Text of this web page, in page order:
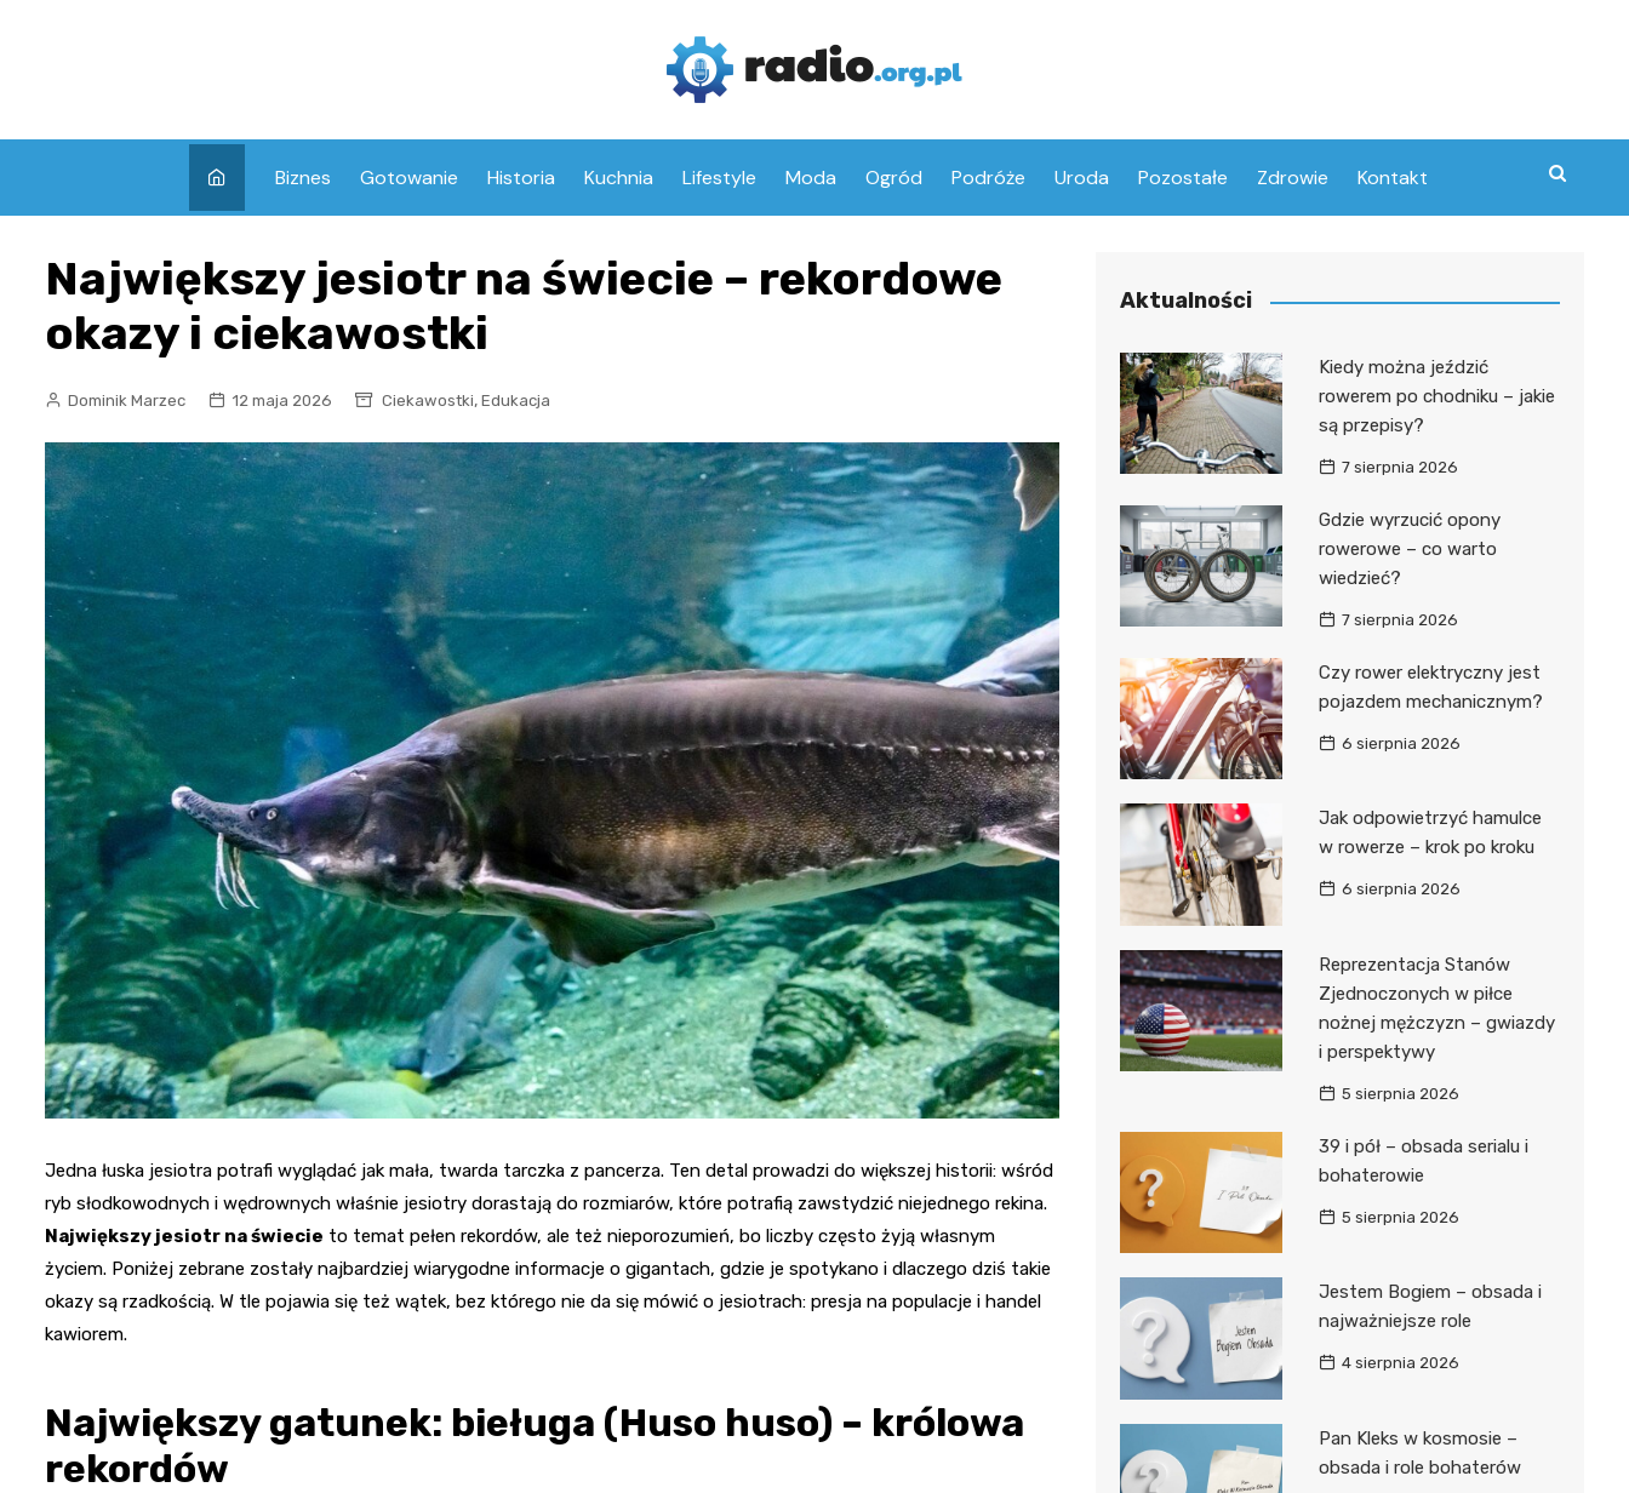
Biznes Gotowanie Historia Kuchnia Lifestyle Moda Ogród Podróże Uroda Pozostałe Zdrowie Kontakt
Największy jesiotr na świecie – rekordowe
okazy i ciekawostki
Dominik Marzec 12 maja 2026 Ciekawostki, Edukacja
Jedna łuska jesiotra potrafi wyglądać jak mała, twarda tarczka z pancerza. Ten detal prowadzi do większej historii: wśród
ryb słodkowodnych i wędrownych właśnie jesiotry dorastają do rozmiarów, które potrafią zawstydzić niejednego rekina.
Największy jesiotr na świecie to temat pełen rekordów, ale też nieporozumień, bo liczby często żyją własnym
życiem. Poniżej zebrane zostały najbardziej wiarygodne informacje o gigantach, gdzie je spotykano i dlaczego dziś takie
okazy są rzadkością. W tle pojawia się też wątek, bez którego nie da się mówić o jesiotrach: presja na populacje i handel
kawiorem.
Największy gatunek: bieługa (Huso huso) – królowa
rekordów
Aktualności
Kiedy można jeździć
rowerem po chodniku – jakie
są przepisy?
7 sierpnia 2026
Gdzie wyrzucić opony
rowerowe – co warto
wiedzieć?
7 sierpnia 2026
Czy rower elektryczny jest
pojazdem mechanicznym?
6 sierpnia 2026
Jak odpowietrzyć hamulce
w rowerze – krok po kroku
6 sierpnia 2026
Reprezentacja Stanów
Zjednoczonych w piłce
nożnej mężczyzn – gwiazdy
i perspektywy
5 sierpnia 2026
39 i pół – obsada serialu i
bohaterowie
5 sierpnia 2026
Jestem Bogiem – obsada i
najważniejsze role
4 sierpnia 2026
Pan Kleks w kosmosie –
obsada i role bohaterów